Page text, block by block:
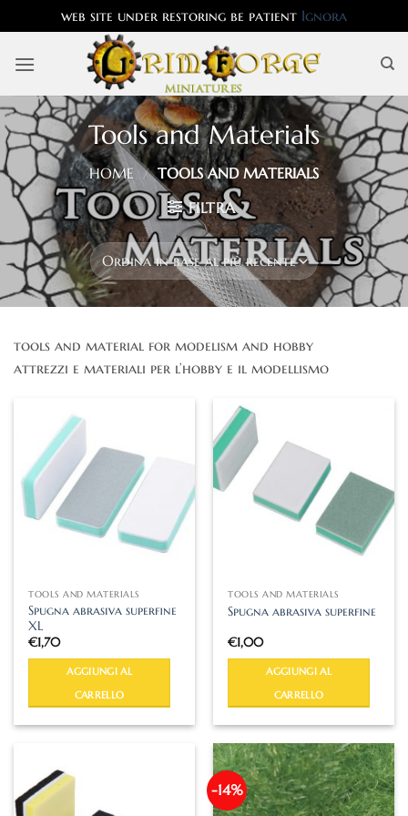
web site under restoring be patient Ignora
Tools and Materials
HOME / TOOLS AND MATERIALS
FILTRA
tools and material for modelism and hobby
attrezzi e materiali per l’hobby e il modellismo
TOOLS AND MATERIALS
Spugna abrasiva superfine
XL
€1,70
AGGIUNGI AL
CARRELLO
TOOLS AND MATERIALS
Spugna abrasiva superfine
€1,00
AGGIUNGI AL
CARRELLO
-14%